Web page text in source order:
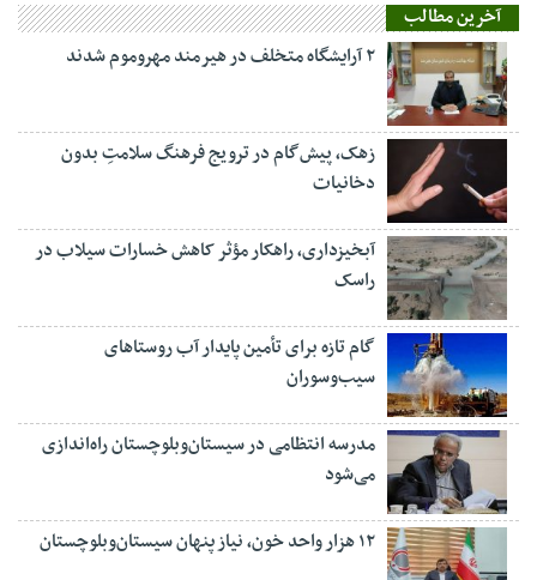
آخرین مطالب
۲ آرایشگاه متخلف در هیرمند مهروموم شدند
زهک، پیش‌گام در ترویج فرهنگ سلامتِ بدون
دخانیات
آبخیزداری، راهکار مؤثر کاهش خسارات سیلاب در
راسک
گام تازه برای تأمین پایدار آب روستاهای
سیب‌وسوران
مدرسه انتظامی در سیستان‌وبلوچستان راه‌اندازی
می‌شود
۱۲ هزار واحد خون، نیاز پنهان سیستان‌وبلوچستان